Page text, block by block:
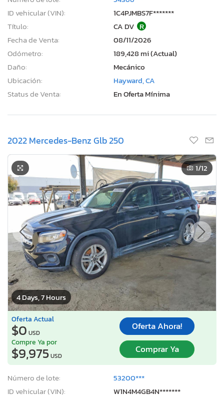
ID vehicular (VIN):
1C4PJMBS7F*******
Título:
CA DV R
Fecha de Venta:
08/11/2026
Odómetro:
189,428 mi (Actual)
Daño:
Mecánico
Ubicación:
Hayward, CA
Status de Venta:
En Oferta Mínima
2022 Mercedes-Benz Glb 250
4 Days, 7 Hours
1/12
Oferta Actual
$0 USD
Oferta Ahora!
Compre Ya por
$9,975USD
Comprar Ya
Número de lote:
53200***
ID vehicular (VIN):
W1N4M4GB4N*******